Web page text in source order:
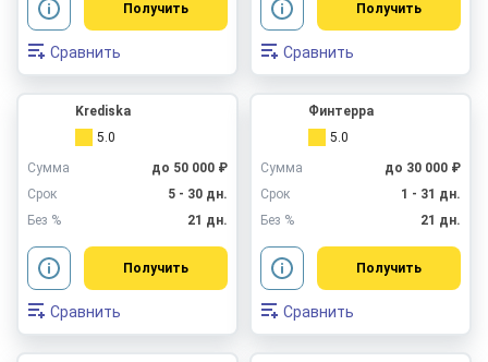
Получить
Сравнить
Получить
Сравнить
Krediska
5.0
Сумма
до 50 000 ₽
Срок
5 - 30 дн.
Без %
21 дн.
Получить
Сравнить
Финтерра
5.0
Сумма
до 30 000 ₽
Срок
1 - 31 дн.
Без %
21 дн.
Получить
Сравнить